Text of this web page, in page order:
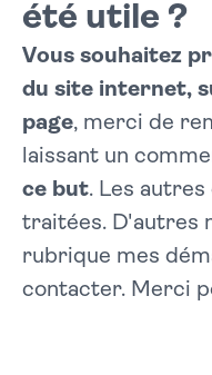
été utile ?
Vous souhaitez
du site internet,
page, merci de
laissant un
ce but. Les
traitées. D'autres
rubrique mes
contacter. Merci